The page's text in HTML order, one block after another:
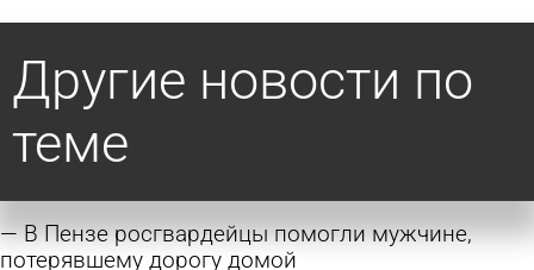
Другие новости по
теме
В Пензе росгвардейцы помогли мужчине,
потерявшему дорогу домой